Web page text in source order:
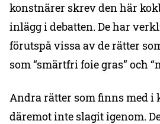
konstnärer skrev den här
inlägg i debatten. De har
förutspå vissa av de rätter
som “smärtfri foie gras” och
Andra rätter som finns med i
däremot inte slagit igenom.